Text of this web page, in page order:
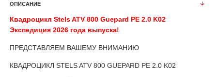
ОПИСАНИЕ
Квадроцикл Stels ATV 800 Guepard PE 2.0 K02
Экспедиция 2026 года выпуска!
ПРЕДСТАВЛЯЕМ ВАШЕМУ ВНИМАНИЮ
КВАДРОЦИКЛ STELS ATV 800 GUEPARD PE 2.0 K02